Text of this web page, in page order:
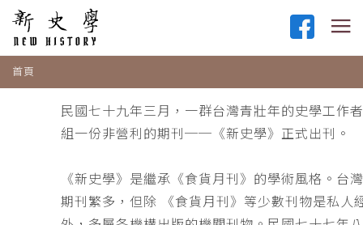
首頁
民國七十九年三月，一群台灣青壯年的史學工作
組一份非營利的期刊──《新史學》正式出刊。
《新史學》是繼承《食貨月刊》的學術風格。台
期刊繁多，但除 《食貨月刊》等少數刊物是私人